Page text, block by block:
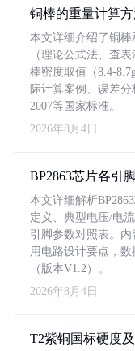
铜棒的重量计算
本文详细介绍了铜
（理论公式法、查
棒密度取值（8.4-
际计算案例、误差
2007等国家标准。
2026年8月4日
BP2863芯片各引
本文详细解析
定义、典型电压/电
引脚参数对照表。
用电路设计要点，
（版本V1.2）。
2026年8月4日
T2紫铜国标硬度